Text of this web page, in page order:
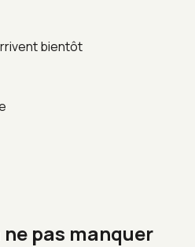
bientôt
ne pas manquer